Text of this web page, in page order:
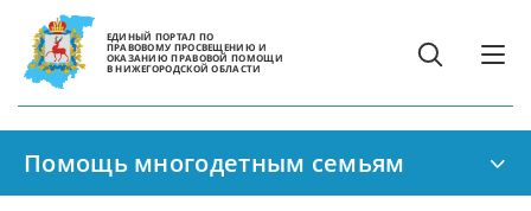
ЕДИНЫЙ ПОРТАЛ ПО
ПРАВОВОМУ ПРОСВЕЩЕНИЮ И
ОКАЗАНИЮ ПРАВОВОЙ ПОМОЩИ
В НИЖЕГОРОДСКОЙ ОБЛАСТИ
Помощь многодетным семьям